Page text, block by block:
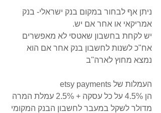
ניתן אף לבחור במקום בנק ישראלי- בנק
אמריקאי או אחר אם יש.
יש לקחת בחשבון שאטסי לא מאפשרים
אח"כ לשנות לחשבון בנק אחר אם הוא
נמצא מחוץ לארה"ב
העמלות של etsy payments
הן 4.5% על כל עסקה + 2.5% עמלת המרה
מדולר לשקל במעבר לחשבון הבנק המקומי